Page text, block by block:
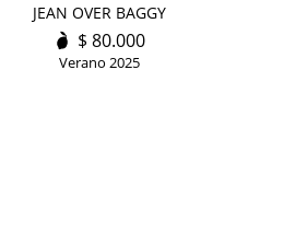
JEAN OVER BAGGY
$ 80.000
Verano 2025